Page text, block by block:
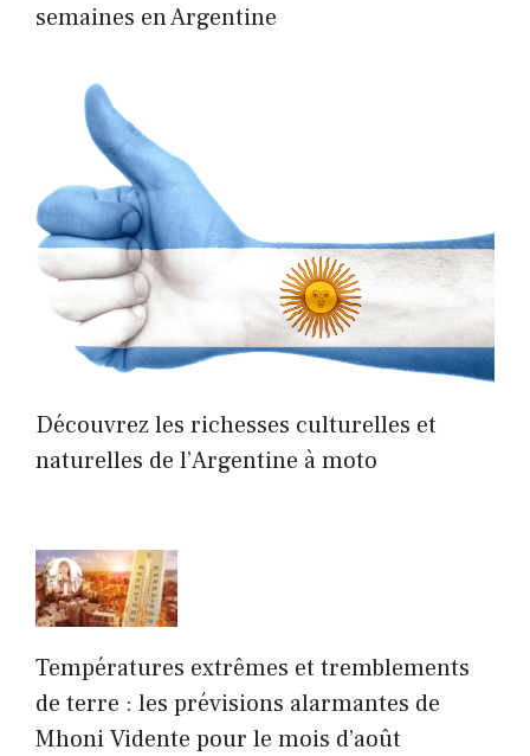
semaines en Argentine
Découvrez les richesses culturelles et
naturelles de l’Argentine à moto
Températures extrêmes et tremblements
de terre : les prévisions alarmantes de
Mhoni Vidente pour le mois d’août